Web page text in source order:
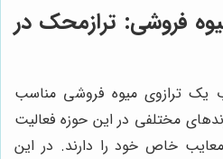
فروشی: ترازمحک در
یک ترازوی میوه فروشی مناسب
مختلفی در این حوزه فعالیت
خاص خود را دارند. در این